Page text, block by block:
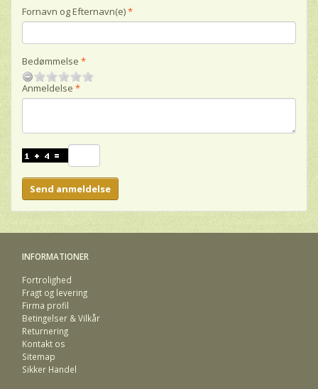
Fornavn og Efternavn(e)
Bedømmelse
Anmeldelse
Send anmeldelse
INFORMATIONER
Fortrolighed
Fragt og levering
Firma profil
Betingelser & Vilkår
Returnering
Kontakt os
Sitemap
Sikker Handel